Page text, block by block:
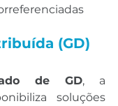
(GD)
de GD, a
soluções